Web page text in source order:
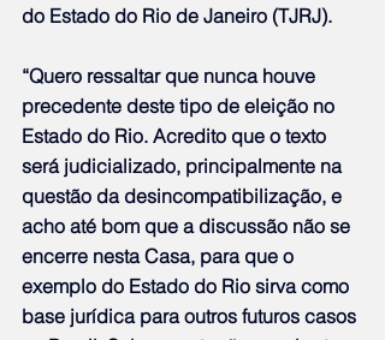
do Estado do Rio de Janeiro (TJRJ).
“Quero ressaltar que nunca houve
precedente deste tipo de eleição no
Estado do Rio. Acredito que o texto
será judicializado, principalmente na
questão da desincompatibilização, e
acho até bom que a discussão não se
encerre nesta Casa, para que o
exemplo do Estado do Rio sirva como
base jurídica para outros futuros casos